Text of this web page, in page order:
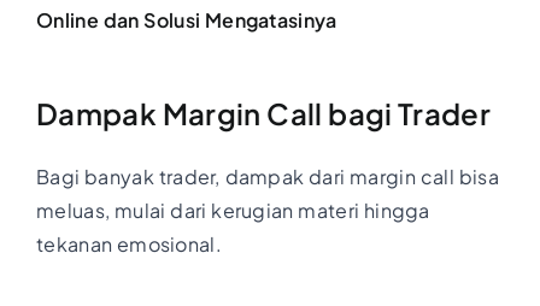
Online dan Solusi Mengatasinya
Dampak Margin Call bagi Trader
Bagi banyak trader, dampak dari margin call bisa
meluas, mulai dari kerugian materi hingga
tekanan emosional.